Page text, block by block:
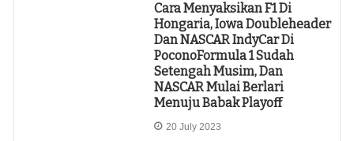
Cara Menyaksikan F1 Di
Hongaria, Iowa Doubleheader
Dan NASCAR IndyCar Di
PoconoFormula 1 Sudah
Setengah Musim, Dan
NASCAR Mulai Berlari
Menuju Babak Playoff
20 July 2023